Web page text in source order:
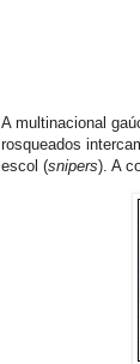
A multinacional
rosqueados
escol (snipers). A